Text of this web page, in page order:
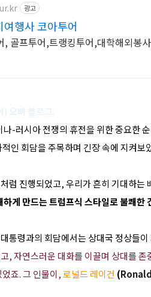
광고
여행사 코아투어
, 골프투어,트랭킹투어,대학해외봉
) 오빠 블로그.
나-러시아 전쟁의 휴전을 위한 중요한
인 회담을 주목하며 긴장 속에 지켜
럼 진행되었고, 우리가 흔히 기대하는
하게 만드는 트럼프식 스타일로 불쾌한
통령과의 회담에서는 상대국 정상들
, 자연스러운 대화를 이끌며 상대를
죠. 그 인물이,로널드 레이건 (